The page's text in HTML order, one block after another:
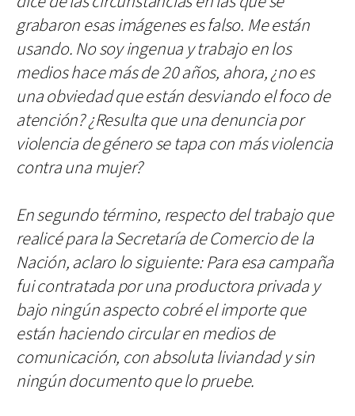
grabaron esas imágenes es falso. Me están
usando. No soy ingenua y trabajo en los
medios hace más de 20 años, ahora, ¿no es
una obviedad que están desviando el foco de
atención? ¿Resulta que una denuncia por
violencia de género se tapa con más violencia
contra una mujer?
En segundo término, respecto del trabajo que
realicé para la Secretaría de Comercio de la
Nación, aclaro lo siguiente: Para esa campaña
fui contratada por una productora privada y
bajo ningún aspecto cobré el importe que
están haciendo circular en medios de
comunicación, con absoluta liviandad y sin
ningún documento que lo pruebe.